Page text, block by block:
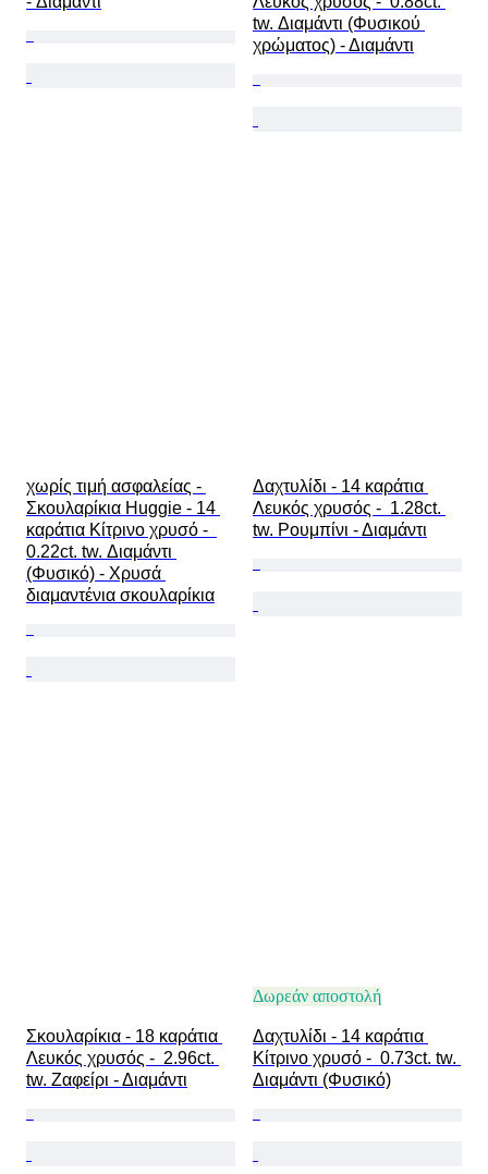
tw. Διαμάντι (Φυσικού
χρώματος) - Διαμάντι
χωρίς τιμή ασφαλείας -
Σκουλαρίκια Huggie - 14
καράτια Κίτρινο χρυσό -
0.22ct. tw. Διαμάντι
(Φυσικό) - Χρυσά
διαμαντένια σκουλαρίκια
Δαχτυλίδι - 14 καράτια
Λευκός χρυσός -  1.28ct.
tw. Ρουμπίνι - Διαμάντι
Σκουλαρίκια - 18 καράτια
Λευκός χρυσός -  2.96ct.
tw. Ζαφείρι - Διαμάντι
Δωρεάν αποστολή
Δαχτυλίδι - 14 καράτια
Κίτρινο χρυσό -  0.73ct. tw.
Διαμάντι (Φυσικό)